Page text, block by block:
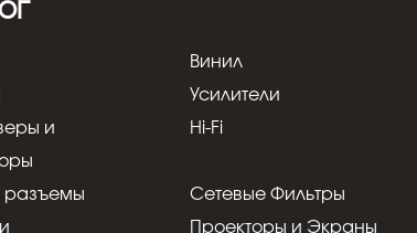
Indiana Line является
сконструированная
звуковую катушку. Этот дизайн
в камерах, расположенных осево
неокрашенные высокие частоты.
• Магнитный гриль
усилитель: 30 – 140 Вт
Винил
Усилители
и
Hi-Fi
разъемы
Сетевые Фильтры
Проекторы и Экраны